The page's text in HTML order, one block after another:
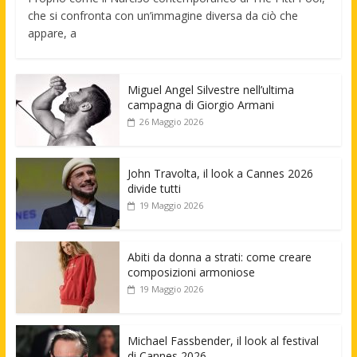
che si confronta con un’immagine diversa da ciò che
appare, a
Miguel Angel Silvestre nell’ultima
campagna di Giorgio Armani
26 Maggio 2026
John Travolta, il look a Cannes 2026
divide tutti
19 Maggio 2026
Abiti da donna a strati: come creare
composizioni armoniose
19 Maggio 2026
Michael Fassbender, il look al festival